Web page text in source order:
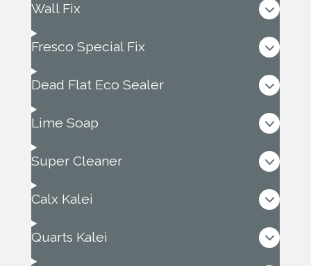
Wall Fix
Fresco Special Fix
Dead Flat Eco Sealer
Lime Soap
Super Cleaner
Calx Kalei
Quarts Kalei